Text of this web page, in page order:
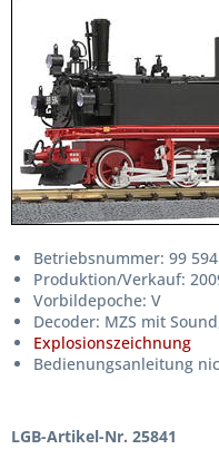
Betriebsnummer: 99 594
Produktion/Verkauf:
Vorbildepoche: V
Decoder: MZS mit
Explosionszeichnung
Bedienungsanleitung
LGB-Artikel-Nr. 25841